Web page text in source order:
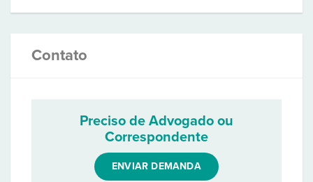
Contato
Preciso de Advogado ou
Correspondente
ENVIAR DEMANDA